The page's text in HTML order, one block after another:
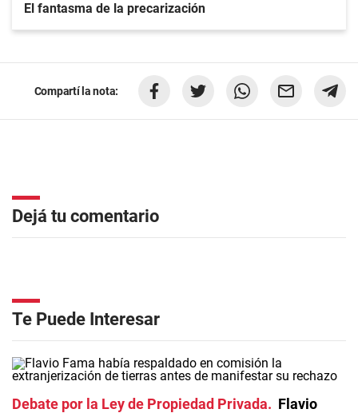
El fantasma de la precarización
Compartí la nota:
Dejá tu comentario
Te Puede Interesar
Debate por la Ley de Propiedad Privada
Flavio